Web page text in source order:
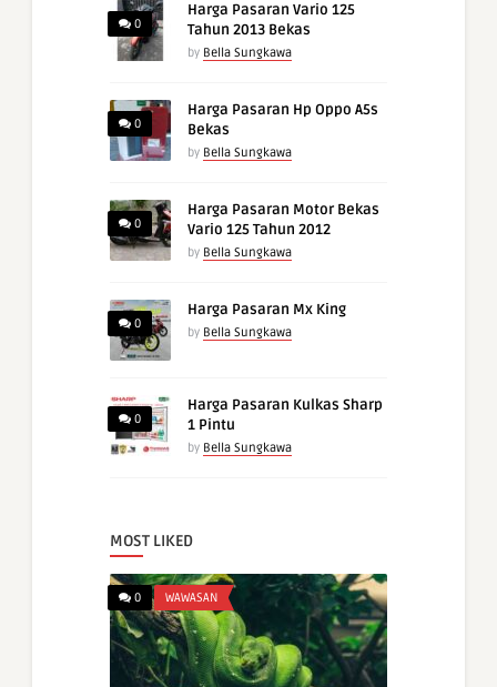
0
Harga Pasaran Vario 125
Tahun 2013 Bekas
by Bella Sungkawa
0
Harga Pasaran Hp Oppo A5s
Bekas
by Bella Sungkawa
0
Harga Pasaran Motor Bekas
Vario 125 Tahun 2012
by Bella Sungkawa
0
Harga Pasaran Mx King
by Bella Sungkawa
0
Harga Pasaran Kulkas Sharp
1 Pintu
by Bella Sungkawa
MOST LIKED
0 WAWASAN